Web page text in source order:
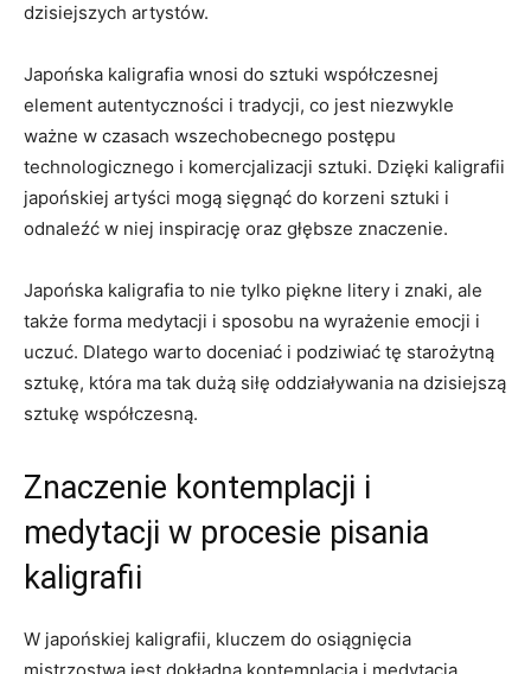
dzisiejszych⁢ artystów.
Japońska kaligrafia ‍wnosi do sztuki współczesnej
element autentyczności i ⁤tradycji, co jest niezwykle ​
ważne w czasach wszechobecnego postępu
technologicznego i komercjalizacji sztuki. Dzięki kaligrafii
japońskiej artyści mogą sięgnąć do ⁢korzeni sztuki‍ i
odnaleźć w niej inspirację ‍oraz głębsze znaczenie.
Japońska kaligrafia to nie tylko piękne litery i ⁤znaki, ale
także forma medytacji i sposobu na ⁤wyrażenie emocji i
uczuć. Dlatego warto doceniać i ‍podziwiać ⁤tę starożytną
sztukę, która ma tak dużą siłę oddziaływania⁣ na dzisiejszą
sztukę współczesną.
Znaczenie kontemplacji i
medytacji w procesie pisania
kaligrafii
W japońskiej kaligrafii, kluczem‍ do osiągnięcia